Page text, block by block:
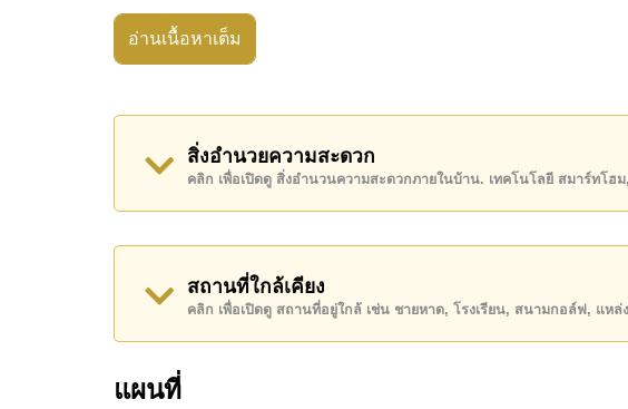
เดอะ แซงชัวรี วงศ์อมาตย์ มีสิ่งอำนวยความสะดวกส่วนกลาง ได้แก่
ไอน้ำ, สนามเด็กเล่น
อสังหาริมทรัพย์นี้มีไว้สำหรับขายในราคา ฿ 4,950,000 บาท คิดเป็น
โฉนดที่ดินของอสังหาริมทรัพย์นี้อยู่ภายใต้กรรมสิทธิ์ ชื่อต่างชาติ โ
WhatsApp ของสำนักงาน: +66807945904 และ LINE:
อ่านเนื้อหาเต็ม
สิ่งอำนวยความสะดวก
คลิก เพื่อเปิดดู สิ่งอำนวนความสะดวกภายในบ้าน. เทคโนโลยี สมาร์ทโฮ
สถานที่ใกล้เคียง
คลิก เพื่อเปิดดู สถานที่อยู่ใกล้ เช่น ชายหาด, โรงเรียน, สนามกอล์ฟ, แห
แผนที่